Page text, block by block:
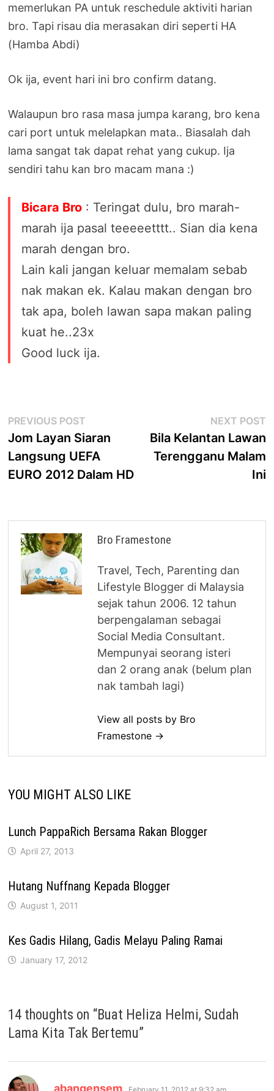
memerlukan PA untuk reschedule aktiviti harian
bro. Tapi risau dia merasakan diri seperti HA
(Hamba Abdi)
Ok ija, event hari ini bro confirm datang.
Walaupun bro rasa masa jumpa karang, bro kena
cari port untuk melelapkan mata.. Biasalah dah
lama sangat tak dapat rehat yang cukup. Ija
sendiri tahu kan bro macam mana :)
Bicara Bro : Teringat dulu, bro marah-
marah ija pasal teeeeetttt.. Sian dia kena
marah dengan bro.
Lain kali jangan keluar memalam sebab
nak makan ek. Kalau makan dengan bro
tak apa, boleh lawan sapa makan paling
kuat he..23x
Good luck ija.
Post
navigation
PREVIOUS POST
post:
Jom Layan Siaran
Langsung UEFA
EURO 2012 Dalam HD
NEXT POST
Bila Kelantan Lawan
Terengganu Malam
Ini
Bro Framestone
Travel, Tech, Parenting dan
Lifestyle Blogger di Malaysia
sejak tahun 2006. 12 tahun
berpengalaman sebagai
Social Media Consultant.
Mempunyai seorang isteri
dan 2 orang anak (belum plan
nak tambah lagi)
View all posts by Bro
Framestone →
YOU MIGHT ALSO LIKE
Lunch PappaRich Bersama Rakan Blogger
April 27, 2013
Hutang Nuffnang Kepada Blogger
August 1, 2011
Kes Gadis Hilang, Gadis Melayu Paling Ramai
January 17, 2012
14 thoughts on “Buat Heliza Helmi, Sudah
Lama Kita Tak Bertemu”
abangensem says: